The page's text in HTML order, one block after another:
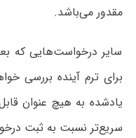
مقدور می‌باشد.
سایر درخواست‌هایی که
برای ترم آینده بررسی
یادشده به هیچ عنوان
سریع‌تر نسبت به ثبت